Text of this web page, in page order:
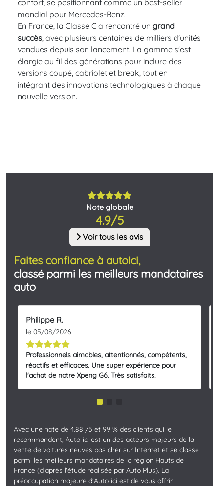
confort, se positionnant comme un best-seller
mondial pour Mercedes-Benz.
En France, la Classe C a rencontré un grand
succès, avec plusieurs centaines de milliers d'unités
vendues depuis son lancement. La gamme s'est
élargie au fil des générations pour inclure des
versions coupé, cabriolet et break, tout en
intégrant des innovations technologiques à chaque
nouvelle version.
Note globale
4.9/5
Voir tous les avis
Faites confiance à autoici,
classé parmi les meilleurs mandataires
auto
Philippe R.
le 05/08/2026
Professionnels aimables, attentionnés, compétents,
réactifs et efficaces. Une super expérience pour
l'achat de notre Xpeng G6. Très satisfaits.
Avec une note de 4.88 /5 et 99 % des clients qui le
recommandent, Auto-ici est un des acteurs majeurs de la
vente de voitures neuves pas cher sur Internet et se classe
parmi les meilleurs mandataires de la région Hauts de
France (d'après l'étude réalisée par Auto Plus). La
préoccupation majeure d'Auto-ici est de vous offrir